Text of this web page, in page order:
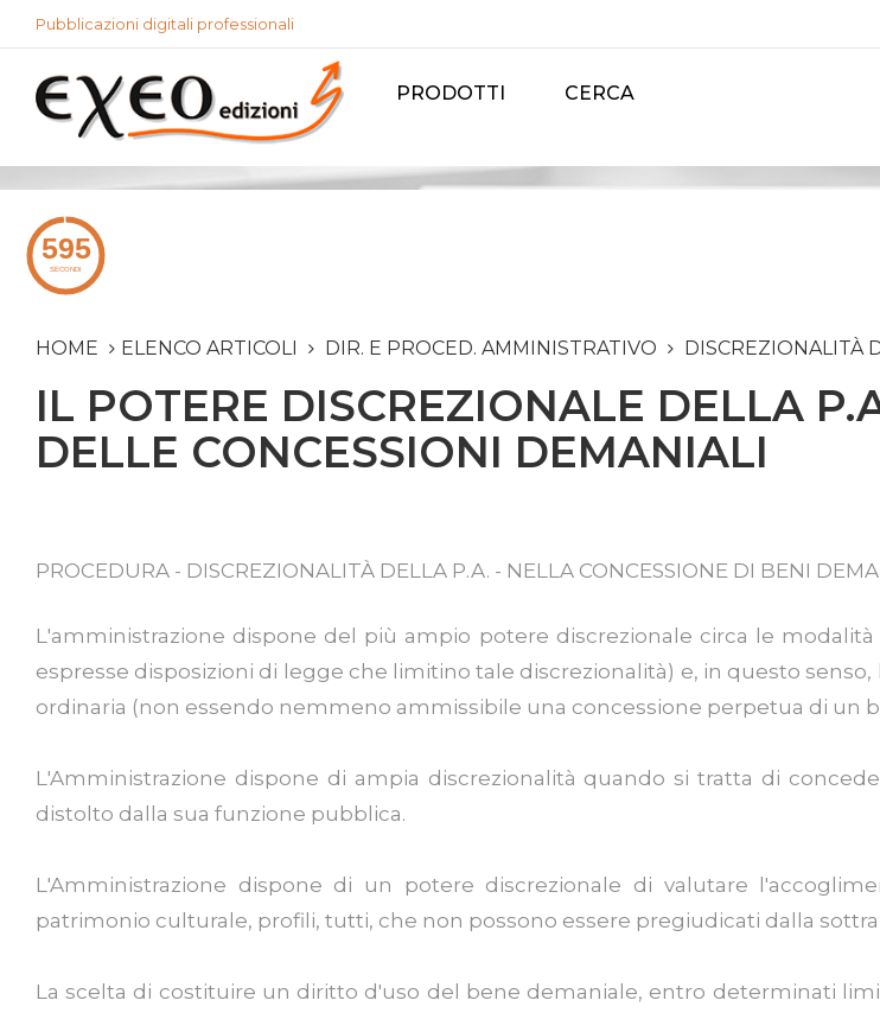
Pubblicazioni digitali professionali
PRODOTTI CERCA
HOME ELENCO ARTICOLI DIR. E PROCED. AMMINISTRATIVO DISCREZIONALITÀ
IL POTERE DISCREZIONALE DELLA
DELLE CONCESSIONI DEMANIALI
PROCEDURA - DISCREZIONALITÀ DELLA P.A. - NELLA CONCESSIONE DI BENI
L'amministrazione dispone del più ampio potere discrezionale circa le
espresse disposizioni di legge che limitino tale discrezionalità) e, in questo
ordinaria (non essendo nemmeno ammissibile una concessione perpetua di un
L'Amministrazione dispone di ampia discrezionalità quando si tratta di
distolto dalla sua funzione pubblica.
L'Amministrazione dispone di un potere discrezionale di valutare
patrimonio culturale, profili, tutti, che non possono essere pregiudicati dalla
La scelta di costituire un diritto d'uso del bene demaniale, entro determinati